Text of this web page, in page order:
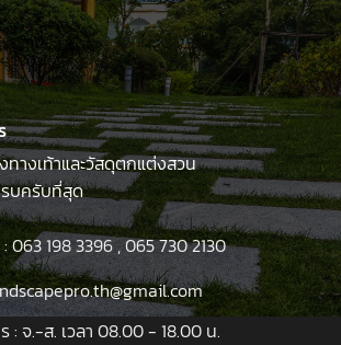
ทางเท้าและวัสดุตกแต่งสวน
บครับที่สุด
:063 198 3396,065 730 2130
: จ.-ส. เวลา 08.00 - 18.00 น.